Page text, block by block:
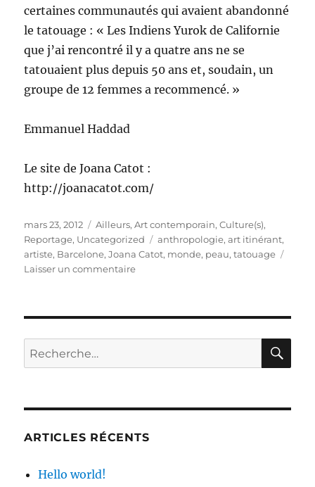
certaines communautés qui avaient abandonné
le tatouage : « Les Indiens Yurok de Californie
que j’ai rencontré il y a quatre ans ne se
tatouaient plus depuis 50 ans et, soudain, un
groupe de 12 femmes a recommencé. »
Emmanuel Haddad
Le site de Joana Catot :
http://joanacatot.com/
Publié
le
mars 23, 2012 Catégories
Ailleurs,Art contemporain,Culture(s),
Reportage, Uncategorized Étiquettes
anthropologie,art itinérant,
artiste, Barcelone,Joana Catot, monde, peau,tatouage
Laisser un commentairesur
travers
peau
Recherche
pour :
ARTICLES RÉCENTS
Hello world!